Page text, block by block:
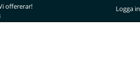
offererar!
Logga in